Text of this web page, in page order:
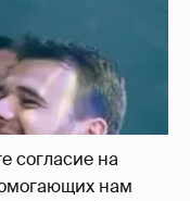
согласие на
нам